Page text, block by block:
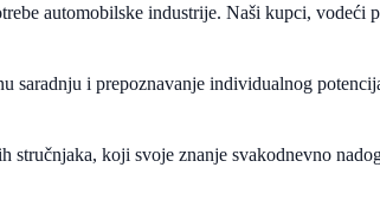
automobilske industrije. Naši kupci,
i prepoznavanje individualnog
koji svoje znanje svakodnevno